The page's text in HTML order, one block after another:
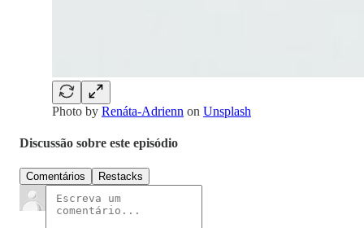
Photo by Renáta-Adrienn on Unsplash
Discussão sobre este episódio
Comentários Restacks